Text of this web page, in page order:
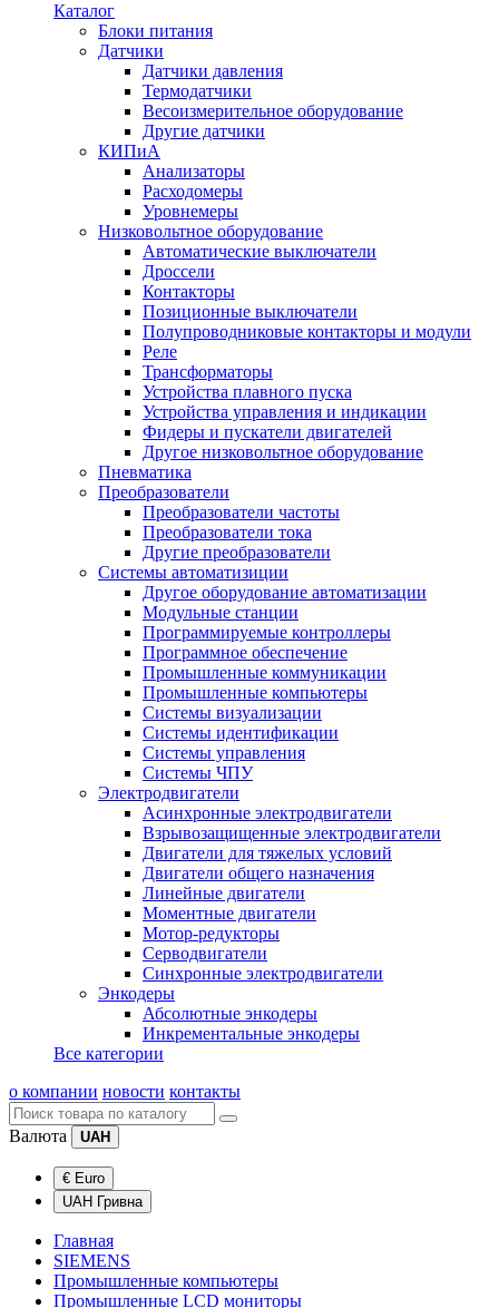
Каталог
Блоки питания
Датчики
Датчики давления
Термодатчики
Весоизмерительное оборудование
Другие датчики
КИПиА
Анализаторы
Расходомеры
Уровнемеры
Низковольтное оборудование
Автоматические выключатели
Дроссели
Контакторы
Позиционные выключатели
Полупроводниковые контакторы и модули
Реле
Трансформаторы
Устройства плавного пуска
Устройства управления и индикации
Фидеры и пускатели двигателей
Другое низковольтное оборудование
Пневматика
Преобразователи
Преобразователи частоты
Преобразователи тока
Другие преобразователи
Системы автоматизиции
Другое оборудование автоматизации
Модульные станции
Программируемые контроллеры
Программное обеспечение
Промышленные коммуникации
Промышленные компьютеры
Системы визуализации
Системы идентификации
Системы управления
Системы ЧПУ
Электродвигатели
Асинхронные электродвигатели
Взрывозащищенные электродвигатели
Двигатели для тяжелых условий
Двигатели общего назначения
Линейные двигатели
Моментные двигатели
Мотор-редукторы
Серводвигатели
Синхронные электродвигатели
Энкодеры
Абсолютные энкодеры
Инкрементальные энкодеры
Все категории
о компании новости контакты
Валюта UAH
€ Euro
UAH Гривна
Главная
SIEMENS
Промышленные компьютеры
Промышленные LCD мониторы